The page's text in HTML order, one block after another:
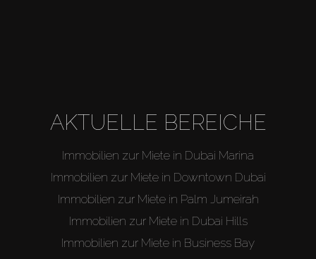
AKTUELLE BEREICHE
Immobilien zur Miete in Dubai Marina
Immobilien zur Miete in Downtown Dubai
Immobilien zur Miete in Palm Jumeirah
Immobilien zur Miete in Dubai Hills
Immobilien zur Miete in Business Bay